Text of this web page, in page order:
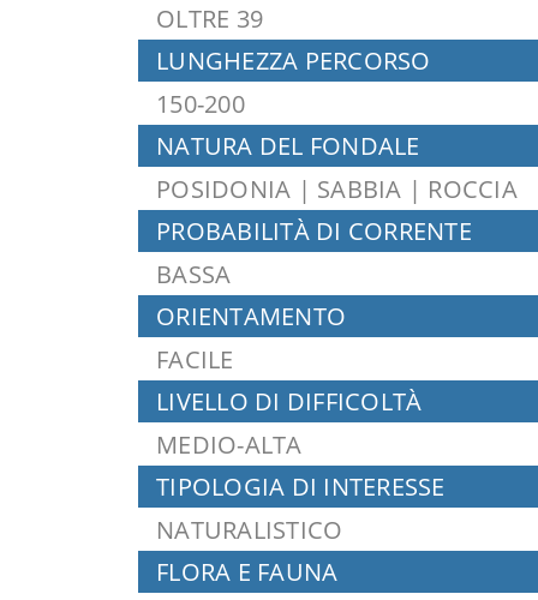
OLTRE 39
LUNGHEZZA PERCORSO
150-200
NATURA DEL FONDALE
POSIDONIA | SABBIA | ROCCIA
PROBABILITÀ DI CORRENTE
BASSA
ORIENTAMENTO
FACILE
LIVELLO DI DIFFICOLTÀ
MEDIO-ALTA
TIPOLOGIA DI INTERESSE
NATURALISTICO
FLORA E FAUNA